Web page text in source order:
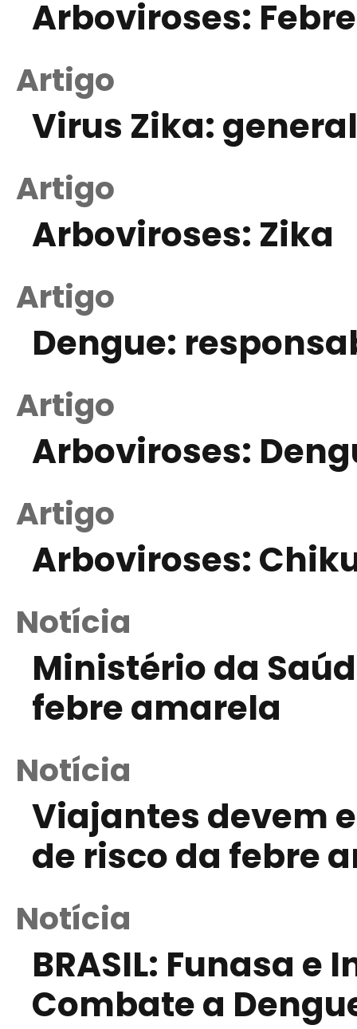
Arboviroses:
Artigo
Virus Zika:
Artigo
Arboviroses: Zika
Artigo
Dengue:
Artigo
Arboviroses:
Artigo
Arboviroses:
Notícia
Ministério da
febre amarela
Notícia
Viajantes devem
de risco da febre
Notícia
BRASIL: Funasa e
Combate a